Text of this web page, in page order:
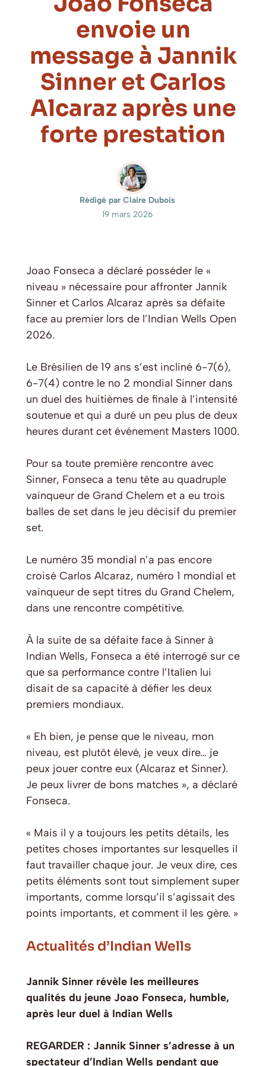
envoie un
message à Jannik
Sinner et Carlos
Alcaraz après une
forte prestation
Rédigé par Claire Dubois
19 mars 2026
Joao Fonseca a déclaré posséder le «
niveau » nécessaire pour affronter Jannik
Sinner et Carlos Alcaraz après sa défaite
face au premier lors de l’Indian Wells Open
2026.
Le Brésilien de 19 ans s’est incliné 6-7(6),
6-7(4) contre le no 2 mondial Sinner dans
un duel des huitièmes de finale à l’intensité
soutenue et qui a duré un peu plus de deux
heures durant cet événement Masters 1000.
Pour sa toute première rencontre avec
Sinner, Fonseca a tenu tête au quadruple
vainqueur de Grand Chelem et a eu trois
balles de set dans le jeu décisif du premier
set.
Le numéro 35 mondial n’a pas encore
croisé Carlos Alcaraz, numéro 1 mondial et
vainqueur de sept titres du Grand Chelem,
dans une rencontre compétitive.
À la suite de sa défaite face à Sinner à
Indian Wells, Fonseca a été interrogé sur ce
que sa performance contre l’Italien lui
disait de sa capacité à défier les deux
premiers mondiaux.
« Eh bien, je pense que le niveau, mon
niveau, est plutôt élevé, je veux dire… je
peux jouer contre eux (Alcaraz et Sinner).
Je peux livrer de bons matches », a déclaré
Fonseca.
« Mais il y a toujours les petits détails, les
petites choses importantes sur lesquelles il
faut travailler chaque jour. Je veux dire, ces
petits éléments sont tout simplement super
importants, comme lorsqu’il s’agissait des
points importants, et comment il les gère. »
Actualités d’Indian Wells
Jannik Sinner révèle les meilleures
qualités du jeune Joao Fonseca, humble,
après leur duel à Indian Wells
REGARDER : Jannik Sinner s’adresse à un
spectateur d’Indian Wells pendant que